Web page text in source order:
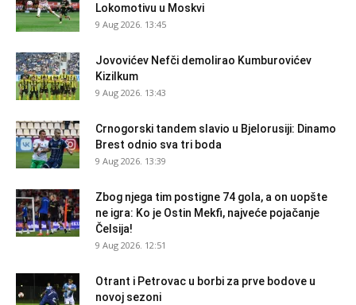
Lokomotivu u Moskvi
9 Aug 2026. 13:45
Jovovićev Nefči demolirao Kumburovićev
Kizilkum
9 Aug 2026. 13:43
Crnogorski tandem slavio u Bjelorusiji: Dinamo
Brest odnio sva tri boda
9 Aug 2026. 13:39
Zbog njega tim postigne 74 gola, a on uopšte
ne igra: Ko je Ostin Mekfi, najveće pojačanje
Čelsija!
9 Aug 2026. 12:51
Otrant i Petrovac u borbi za prve bodove u
novoj sezoni